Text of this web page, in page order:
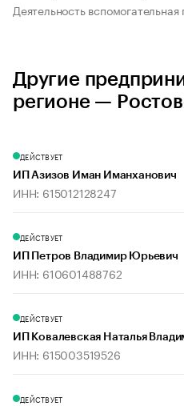
Деятельность вспомогательная
Другие
регионе —
ДЕЙСТВУЕТ
ИП Азизов Иман Иманханович
ИНН: 615012128247
ДЕЙСТВУЕТ
ИП Петров Владимир Юрьевич
ИНН: 610601488762
ДЕЙСТВУЕТ
ИП Ковалевская Наталья
ИНН: 615003519526
ДЕЙСТВУЕТ